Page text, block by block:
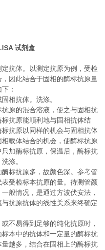
试剂盒
抗体。以测定抗原为例，受检
因此结合于固相的酶标抗原量
：
相抗体。洗涤。
原的混合溶液，使之与固相抗
抗原能顺利地与固相抗体结
抗原以同样的机会与固相抗体
载体结合的机会，使酶标抗原
加酶标抗原，保温后，酶标抗
涤。
标抗原多，故颜色深。参考管
受检标本抗原的量。待测管颜
般情况，是通过方波伏安法，
抗原抗体的线性关系来终确定
不易得到足够的纯化抗原时，
本中的抗体和一定量的酶标抗
越多，结合在固相上的酶标抗